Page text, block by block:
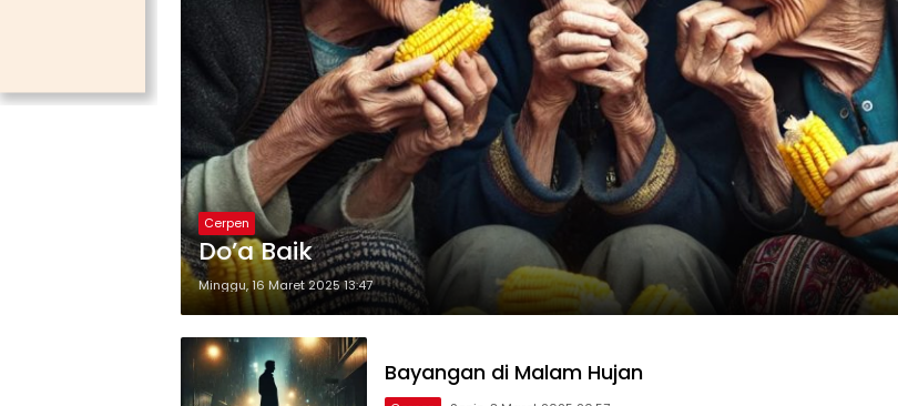
Cerpen
Do’a Baik
Minggu, 16 Maret 2025 13:47
Bayangan di Malam Hujan